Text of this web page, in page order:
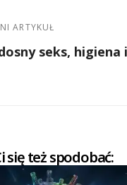
ARTYKUŁ
seks,
się też spodobać: